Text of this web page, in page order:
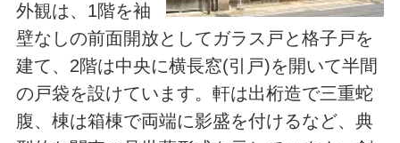
外観は、1階を袖
壁なしの前面開放としてガラス戸と格子戸を
建て、2階は中央に横長窓(引戸)を開いて半間
の戸袋を設けています。軒は出桁造で三重蛇
腹、棟は箱棟で両端に影盛を付けるなど、典